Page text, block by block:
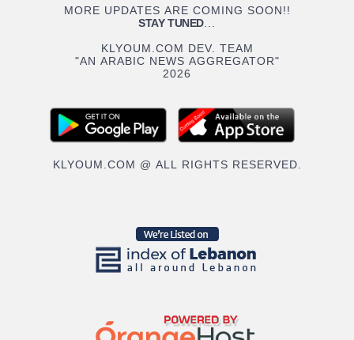
MORE UPDATES ARE COMING SOON!!
STAY TUNED...
KLYOUM.COM DEV. TEAM
"AN ARABIC NEWS AGGREGATOR"
2026
KLYOUM.COM @ ALL RIGHTS RESERVED.